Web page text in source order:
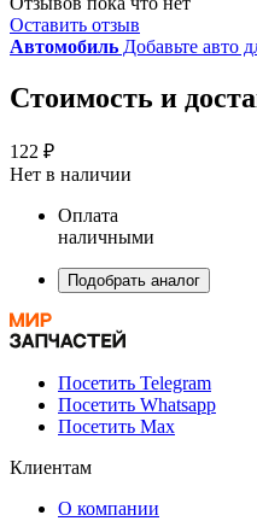
Оставить отзыв
Автомобиль Добавьте авто
Стоимость и
122 ₽
Нет в наличии
Оплата
наличными
Подобрать аналог
Посетить Telegram
Посетить Whatsapp
Посетить Max
Клиентам
О компании